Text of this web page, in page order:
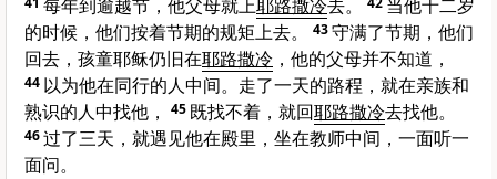
每年到逾越节，他父母就上耶路撒冷去。
当他十二岁
的时候，他们按着节期的规矩上去。
43守满了节期，他们
回去，孩童耶稣仍旧在耶路撒冷 ，他的父母并不知道，
44 以为他在同行的人中间。走了一天的路程，就在亲族和
熟识的人中找他，
45 既找不着，就回耶路撒冷去找他。
46过了三天，就遇见他在殿里，坐在教师中间，一面听一
面问。